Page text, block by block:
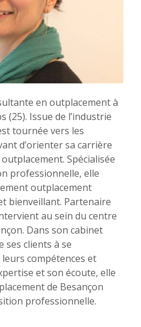
en outplacement à
(25). Issue de l’industrie
tournée vers les
d’orienter sa carrière
Spécialisée
professionnelle, elle
outplacement
bienveillant. Partenaire
au sein du centre
Dans son cabinet
ses clients à se
compétences et
et son écoute, elle
de Besançon
professionnelle.